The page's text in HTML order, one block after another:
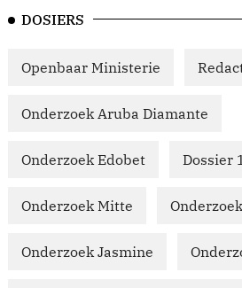
DOSIERS
Openbaar Ministerie
Onderzoek Aruba Diamante
Onderzoek Edobet Dossier
Onderzoek Mitte
Onderzoek Jasmine